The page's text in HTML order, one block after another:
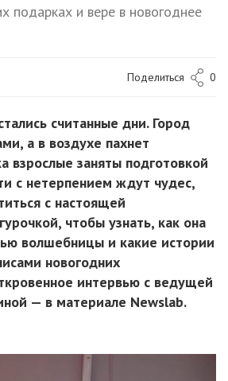
подарках и вере в новогоднее
Поделиться 0
считанные дни. Город
а в воздухе пахнет
взрослые заняты подготовкой
с нетерпением ждут чудес,
с настоящей
чтобы узнать, как она
волшебницы и какие истории
новогодних
интервью с ведущей
— в материале Newslab.